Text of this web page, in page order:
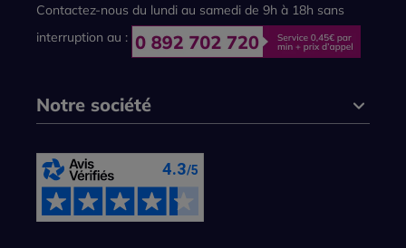
Contactez-nous du lundi au samedi de 9h à 18h sans
interruption au :
Notre société